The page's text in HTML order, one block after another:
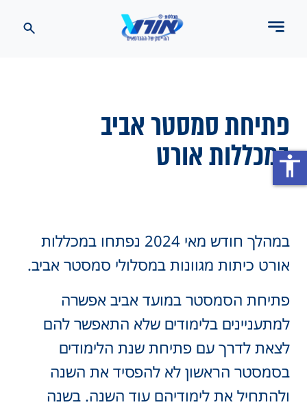
פתיחת סמסטר אביב
במכללות אורט
במהלך חודש מאי 2024 נפתחו במכללות
אורט כיתות מגוונות במסלולי סמסטר אביב.
פתיחת הסמסטר במועד אביב אפשרה
למתעניינים בלימודים שלא התאפשר להם
לצאת לדרך עם פתיחת שנת הלימודים
בסמסטר הראשון לא להפסיד את השנה
ולהתחיל את לימודיהם עוד השנה. בשנה
accessibility